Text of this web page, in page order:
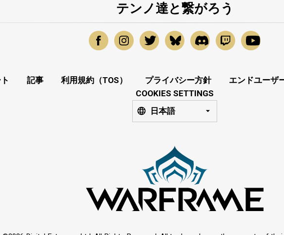
テンノ達と繋がろう
記事 利用規約（TOS） プライバシー方針
エンドユーザ
COOKIES SETTINGS
日本語